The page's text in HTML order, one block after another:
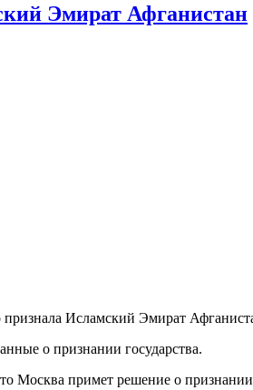
Эмират Афганистан
признала Исламский Эмират
о признании государства.
примет решение о признании